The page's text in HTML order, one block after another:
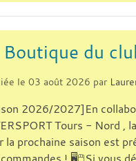
Boutique du
le 03 août 2026 par
2026/2027]En
Tours - Nord ,
la prochaine saison est
! 🖥️🖱️Si vous